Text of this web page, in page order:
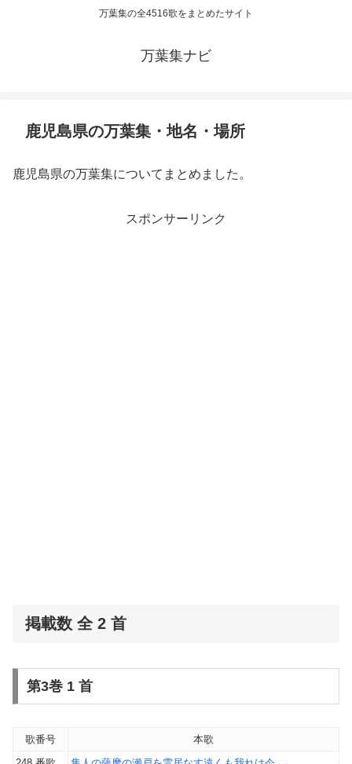
万葉集の全4516歌をまとめたサイト
万葉集ナビ
鹿児島県の万葉集・地名・場所
鹿児島県の万葉集についてまとめました。
スポンサーリンク
掲載数 全 2 首
第3巻 1 首
歌番号
本歌